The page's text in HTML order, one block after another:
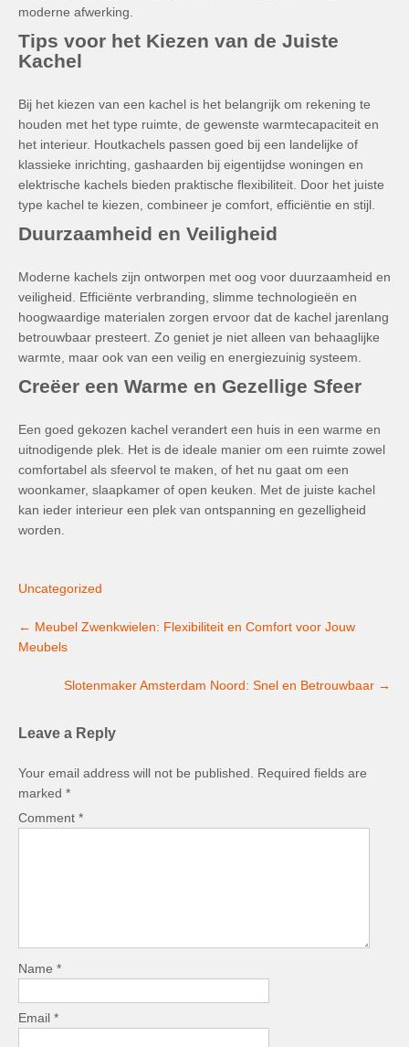
moderne afwerking.
Tips voor het Kiezen van de Juiste
Kachel
Bij het kiezen van een kachel is het belangrijk om rekening te
houden met het type ruimte, de gewenste warmtecapaciteit en
het interieur. Houtkachels passen goed bij een landelijke of
klassieke inrichting, gashaarden bij eigentijdse woningen en
elektrische kachels bieden praktische flexibiliteit. Door het juiste
type kachel te kiezen, combineer je comfort, efficiëntie en stijl.
Duurzaamheid en Veiligheid
Moderne kachels zijn ontworpen met oog voor duurzaamheid en
veiligheid. Efficiënte verbranding, slimme technologieën en
hoogwaardige materialen zorgen ervoor dat de kachel jarenlang
betrouwbaar presteert. Zo geniet je niet alleen van behaaglijke
warmte, maar ook van een veilig en energiezuinig systeem.
Creëer een Warme en Gezellige Sfeer
Een goed gekozen kachel verandert een huis in een warme en
uitnodigende plek. Het is de ideale manier om een ruimte zowel
comfortabel als sfeervol te maken, of het nu gaat om een
woonkamer, slaapkamer of open keuken. Met de juiste kachel
kan ieder interieur een plek van ontspanning en gezelligheid
worden.
Uncategorized
navigation
← Meubel Zwenkwielen: Flexibiliteit en Comfort voor Jouw
Meubels
Slotenmaker Amsterdam Noord: Snel en Betrouwbaar →
Leave a Reply
Your email address will not be published.
Required fields are
marked *
Comment *
Name *
Email *